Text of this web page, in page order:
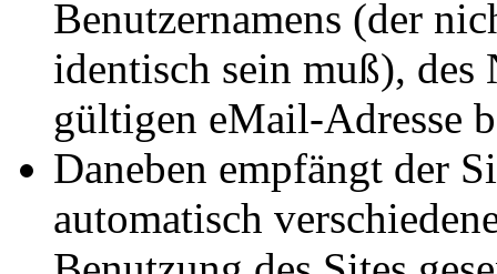
Benutzernamens (der
identisch sein muß), des
gültigen eMail-Adresse
Daneben empfängt der
automatisch